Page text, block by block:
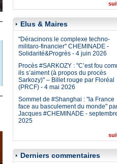
Elus & Maires
"Déracinons le complexe techno-
militaro-financier" CHEMINADE -
Solidarité&Progrès - 4 juin 2026
Procès #SARKOZY : "C’est fou
ils s’aiment (à propos du procès
Sarkozy)" – Billet rouge par Floréal
(PRCF) - 4 mai 2026
Sommet de #Shanghai : "la France
face au basculement du monde"
Jacques #CHEMINADE -
2025
Derniers commentaires